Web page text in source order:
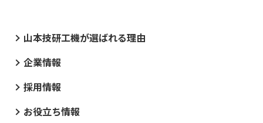
山本技研工機が選ばれる理由
企業情報
採用情報
お役立ち情報